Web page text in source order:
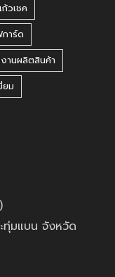
ก้วเชค
าร์ด
านผลิตสินค้า
ยม
ทุ่มแบน จังหวัด